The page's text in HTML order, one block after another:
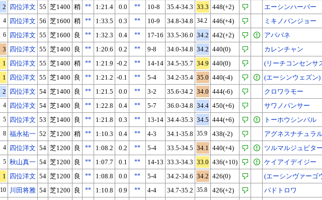
2 四位洋文 55 芝1400 稍 ** 1:21.4 0.0 ** 10-8 35.4-34.3 33.3 448(+2)
エーシンハーバー
4 四位洋文 56 芝1600 稍 ** 1:33.5 0.3 ** 10-9 34.8-34.8 34.2 446(+4)
ミキノバンジョー
6 四位洋文 55 芝1600 良 ** 1:32.3 0.4 ** 17-16 33.5-36.0 34.2 442(+2)
アパパネ
3 四位洋文 55 芝1400 良 ** 1:20.6 0.2 ** 9-8 34.0-34.8 34.2 440(0)
カレンチャン
1 四位洋文 55 芝1400 稍 ** 1:21.9 -0.2 ** 14-14 34.5-35.7 34.9 440(0)
(リーチコンセンサ
1 四位洋文 55 芝1400 良 ** 1:21.2 -0.1 ** 5-4 34.2-35.4 35.0 440(-4)
(エーシンウェズン)
2 四位洋文 54 芝1400 良 ** 1:21.5 0.0 ** 3-2 35.6-34.2 34.0 444(-6)
クロワラモー
4 四位洋文 54 芝1400 良 ** 1:22.8 0.4 ** 5-7 36.0-34.8 34.4 450(+6)
サワノパンサー
5 四位洋文 53 芝1400 良 ** 1:21.8 0.3 ** 13-14 34.4-35.3 34.5 444(+6)
トーホウシンバル
8 福永祐一 52 芝1200 稍 ** 1:10.3 0.4 ** 4-3 34.1-35.8 35.9 438(-2)
アグネスナチュラ
4 四位洋文 54 芝1200 良 ** 1:08.2 0.2 ** 5-4 33.5-34.5 34.1 440(+4)
ツルマルジュピタ
5 秋山真一 54 芝1200 良 ** 1:07.7 0.1 ** 14-13 33.3-34.3 33.0 436(+10)
ケイアイデイジー
1 四位洋文 54 芝1200 良 ** 1:08.8 0.0 ** 5-4 34.2-34.6 34.2 426(0)
(エーシンヴァーゴ
10 川田将雅 54 芝1200 良 ** 1:10.8 0.9 ** 4-4 34.7-35.2 35.8 426(+2)
パドトロワ